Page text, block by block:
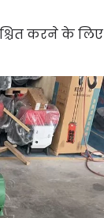
करने के लिए